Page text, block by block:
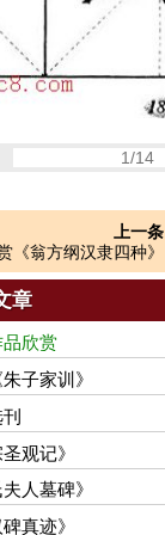
上一条
《翁方纲汉隶四种》
章
欣赏
子家训》
观记》
人墓碑》
真迹》